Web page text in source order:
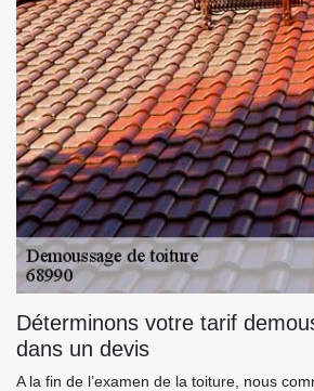
Déterminons votre tarif
dans un devis
A la fin de l’examen de la toiture, nous